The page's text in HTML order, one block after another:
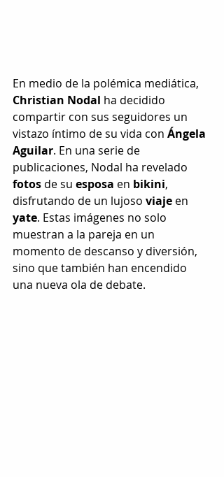
En medio de la polémica mediática,
Christian Nodal ha decidido
compartir con sus seguidores un
vistazo íntimo de su vida con Ángela
Aguilar. En una serie de
publicaciones, Nodal ha revelado
fotos de su esposa en bikini,
disfrutando de un lujoso viaje en
yate. Estas imágenes no solo
muestran a la pareja en un
momento de descanso y diversión,
sino que también han encendido
una nueva ola de debate.